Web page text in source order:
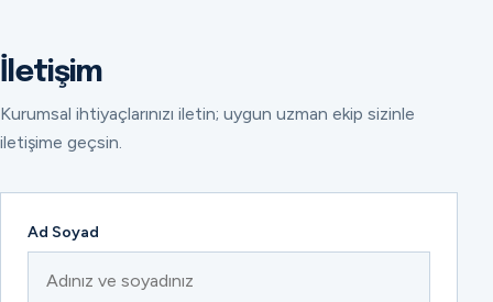
İletişim
Kurumsal ihtiyaçlarınızı iletin; uygun uzman ekip sizinle
iletişime geçsin.
Ad Soyad